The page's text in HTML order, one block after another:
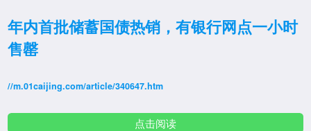
年内首批储蓄国债热销，有银行网点一小时
售罄
//m.01caijing.com/article/340647.htm
点击阅读